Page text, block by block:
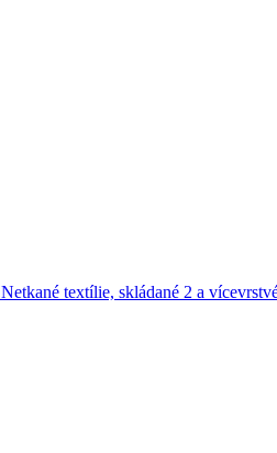
Netkané textílie, skládané 2 a